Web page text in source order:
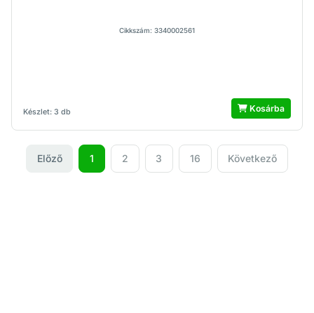
Készlet: 3 db
Cikkszám: 3340002561
Kosárba
Előző 1 2 3 16 Következő